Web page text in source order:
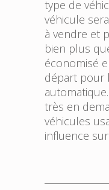
type de
véhicule
à vendre et
bien plus
économisé
départ pour
très en
véhicules
influence